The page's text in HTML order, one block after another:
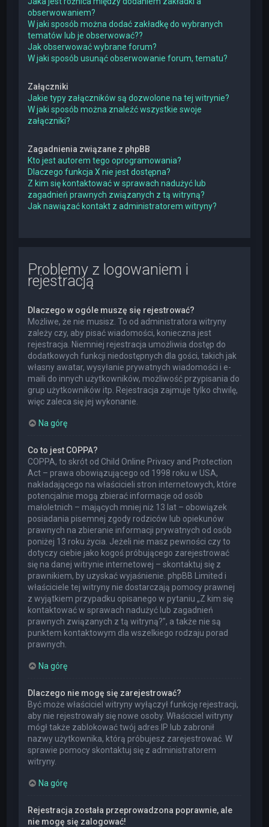
obserwowaniem?
W jaki sposób można dodać zakładkę do wybranych
tematów lub je obserwować??
Jak obserwować wybrane forum?
W jaki sposób usunąć obserwowanie forum, tematu?
Załączniki
Jakie typy załączników są dozwolone na tej witrynie?
W jaki sposób można znaleźć wszystkie swoje
załączniki?
Zagadnienia związane z phpBB
Kto jest autorem tego oprogramowania?
Dlaczego funkcja X nie jest dostępna?
Z kim się kontaktować w sprawach nadużyć lub
zagadnień prawnych związanych z tą witryną?
Jak nawiązać kontakt z administratorem witryny?
Problemy z logowaniem i
rejestracją
Dlaczego w ogóle muszę się rejestrować?
Możliwe, że nie musisz. To od administratora witryny
zależy czy, aby pisać wiadomości, konieczna jest
rejestracja. Niemniej rejestracja umożliwia dostęp do
dodatkowych funkcji niedostępnych dla gości, takich jak
własny awatar, wysyłanie prywatnych wiadomości i e-
maili do innych użytkowników, możliwość przypisania do
grup użytkowników itp. Rejestracja zajmuje tylko chwilę,
więc zaleca się jej wykonanie.
Na górę
Co to jest COPPA?
COPPA, to skrót od Child Online Privacy and Protection
Act – prawa obowiązującego od 1998 roku w USA,
nakładającego na właścicieli stron internetowych, które
potencjalnie mogą zbierać informacje od osób
małoletnich – mających mniej niż 13 lat – obowiązek
posiadania pisemnej zgody rodziców lub opiekunów
prawnych na zbieranie informacji prywatnych od osób
poniżej 13 roku życia. Jeżeli nie masz pewności czy to
dotyczy ciebie jako kogoś próbującego zarejestrować
się na danej witrynie internetowej – skontaktuj się z
prawnikiem, by uzyskać wyjaśnienie. phpBB Limited i
właściciele tej witryny nie dostarczają pomocy prawnej
z wyjątkiem przypadku opisanego w pytaniu „Z kim się
kontaktować w sprawach nadużyć lub zagadnień
prawnych związanych z tą witryną?”, a także nie są
punktem kontaktowym dla wszelkiego rodzaju porad
prawnych.
Na górę
Dlaczego nie mogę się zarejestrować?
Być może właściciel witryny wyłączył funkcję rejestracji,
aby nie rejestrowały się nowe osoby. Właściciel witryny
mógł także zablokować twój adres IP lub zabronił
nazwy użytkownika, którą próbujesz zarejestrować. W
sprawie pomocy skontaktuj się z administratorem
witryny.
Na górę
Rejestracja została przeprowadzona poprawnie, ale
nie mogę się zalogować!